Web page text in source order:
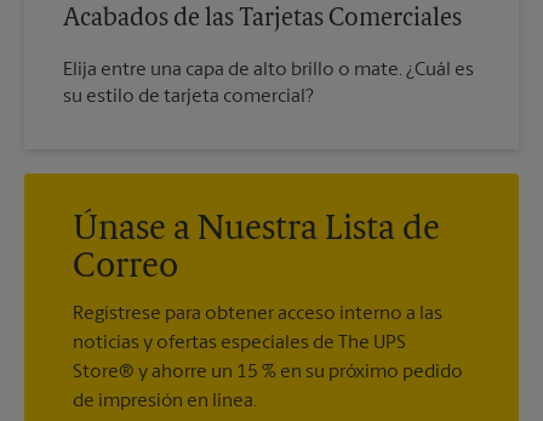
Acabados de las Tarjetas Comerciales
Elija entre una capa de alto brillo o mate. ¿Cuál es
su estilo de tarjeta comercial?
Únase a Nuestra Lista de
Correo
Regístrese para obtener acceso interno a las
noticias y ofertas especiales de The UPS
Store® y ahorre un 15 % en su próximo pedido
de impresión en línea.